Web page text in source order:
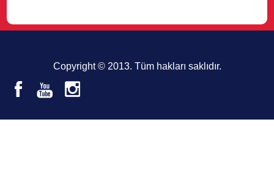
Copyright © 2013. Tüm hakları saklıdır.